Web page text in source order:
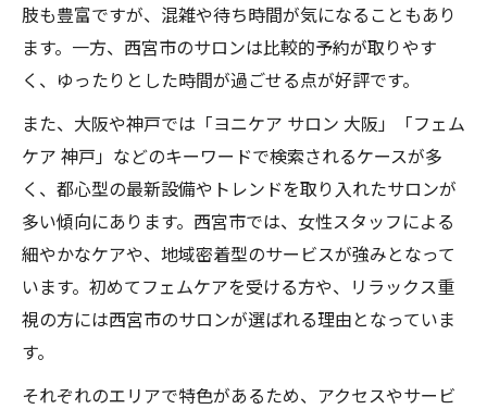
肢も豊富ですが、混雑や待ち時間が気になることもあり
ます。一方、西宮市のサロンは比較的予約が取りやす
く、ゆったりとした時間が過ごせる点が好評です。
また、大阪や神戸では「ヨニケア サロン 大阪」「フェム
ケア 神戸」などのキーワードで検索されるケースが多
く、都心型の最新設備やトレンドを取り入れたサロンが
多い傾向にあります。西宮市では、女性スタッフによる
細やかなケアや、地域密着型のサービスが強みとなって
います。初めてフェムケアを受ける方や、リラックス重
視の方には西宮市のサロンが選ばれる理由となっていま
す。
それぞれのエリアで特色があるため、アクセスやサービ